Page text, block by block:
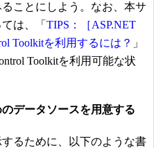
ことにしよう。なお、本サ
は、「 TIPS：［ASP.NET
Toolkitを利用するには？ 」
Toolkitを利用可能な状
データソースを用意する
るために、以下のような書